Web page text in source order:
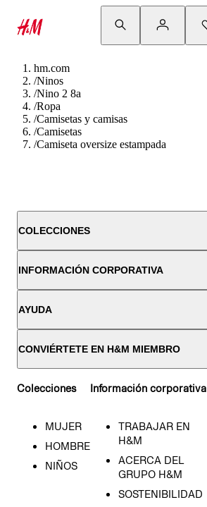
hm.com
/Ninos
/Nino 2 8a
/Ropa
/Camisetas y camisas
/Camisetas
/Camiseta oversize estampada
COLECCIONES
INFORMACIÓN CORPORATIVA
AYUDA
CONVIÉRTETE EN H&M MIEMBRO
Colecciones
MUJER
HOMBRE
NIÑOS
Información corporativa
TRABAJAR EN
H&M
ACERCA DEL
GRUPO H&M
SOSTENIBILIDAD